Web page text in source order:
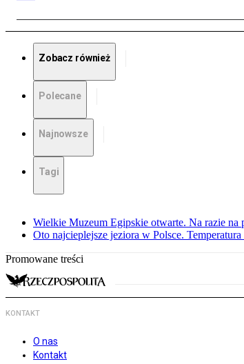
Zobacz również
Polecane
Najnowsze
Tagi
Wielkie Muzeum Egipskie otwarte. Na razie na
Oto najcieplejsze jeziora w Polsce.
Promowane treści
KONTAKT
O nas
Kontakt